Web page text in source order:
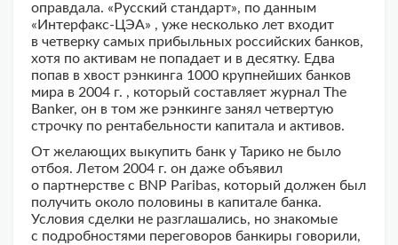
оправдала. «Русский стандарт», по данным
«Интерфакс-ЦЭА» , уже несколько лет входит
в четверку самых прибыльных российских банков,
хотя по активам не попадает и в десятку. Едва
попав в хвост рэнкинга 1000 крупнейших банков
мира в 2004 г. , который составляет журнал The
Banker, он в том же рэнкинге занял четвертую
строчку по рентабельности капитала и активов.
От желающих выкупить банк у Тарико не было
отбоя. Летом 2004 г. он даже объявил
о партнерстве с BNP Paribas, который должен был
получить около половины в капитале банка.
Условия сделки не разглашались, но знакомые
с подробностями переговоров банкиры говорили,